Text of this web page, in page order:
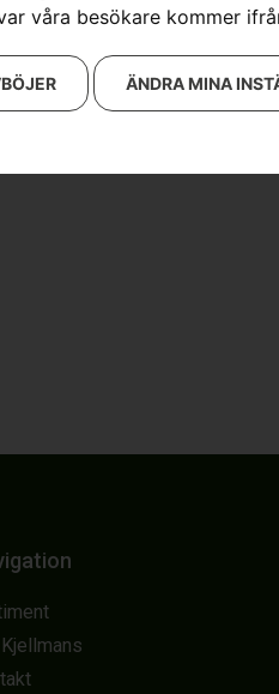
våra besökare kommer
ÄNDRA MINA